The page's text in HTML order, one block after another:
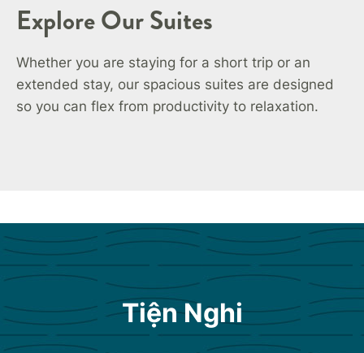
Explore Our Suites
Whether you are staying for a short trip or an
extended stay, our spacious suites are designed
so you can flex from productivity to relaxation.
Tiện Nghi